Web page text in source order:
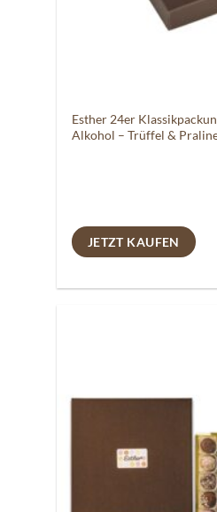
Esther 24er
Alkohol – Trüffel &
JETZT KAUFEN